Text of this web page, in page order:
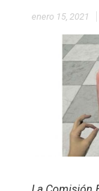
enero 15, 2021